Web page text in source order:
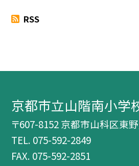
RSS
京都市立山階南小学
〒607-8152 京都市山科区東
TEL. 075-592-2849
FAX. 075-592-2851